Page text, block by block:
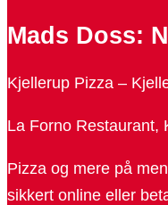
Mads Doss:
Kjellerup Pizza –
La Forno Restaurant,
Pizza og mere på
sikkert online eller